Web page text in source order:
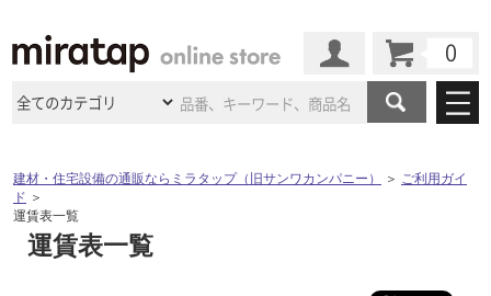
商品カテゴリ
洗面所・水回り
施工事例
建材・住宅設備の通販ならミラタップ（旧サンワカンパニー） ＞ ご利用ガイ
ド ＞
運賃表一覧
運賃表一覧